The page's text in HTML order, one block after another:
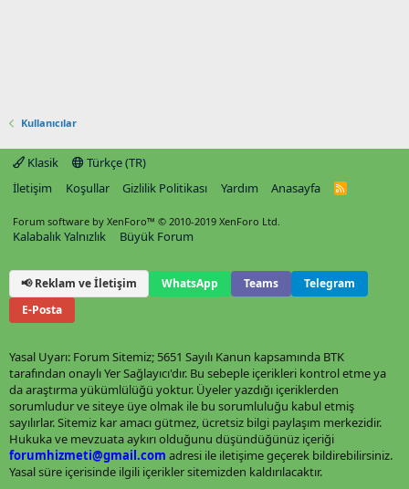
Kullanıcılar
Klasik
Türkçe (TR)
İletişim
Koşullar Gizlilik Politikası Yardım Anasayfa
R
Forum software by XenForo™ © 2010-2019 XenForo Ltd.
Kalabalık Yalnızlık Büyük Forum
📢 Reklam ve İletişim WhatsApp Teams
Telegram
E-Posta
Yasal Uyarı: Forum Sitemiz; 5651 Sayılı Kanun kapsamında BTK
tarafından onaylı Yer Sağlayıcı'dır. Bu sebeple içerikleri kontrol etme ya
da araştırma yükümlülüğü yoktur. Üyeler yazdığı içeriklerden
sorumludur ve siteye üye olmak ile bu sorumluluğu kabul etmiş
sayılırlar. Sitemiz kar amacı gütmez, ücretsiz bilgi paylaşım merkezidir.
Hukuka ve mevzuata aykırı olduğunu düşündüğünüz içeriği
forumhizmeti@gmail.com adresi ile iletişime geçerek bildirebilirsiniz.
Yasal süre içerisinde ilgili içerikler sitemizden kaldırılacaktır.